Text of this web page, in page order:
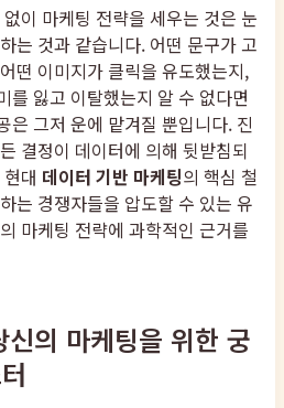
이 마케팅 전략을 세우는 것은 눈
는 것과 같습니다. 어떤 문구가 고
떤 이미지가 클릭을 유도했는지,
를 잃고 이탈했는지 알 수 없다면
은 그저 운에 맡겨질 뿐입니다. 진
결정이 데이터에 의해 뒷받침되
대 데이터 기반 마케팅의 핵심 철
는 경쟁자들을 압도할 수 있는 유
마케팅 전략에 과학적인 근거를
의 마케팅을 위한 궁